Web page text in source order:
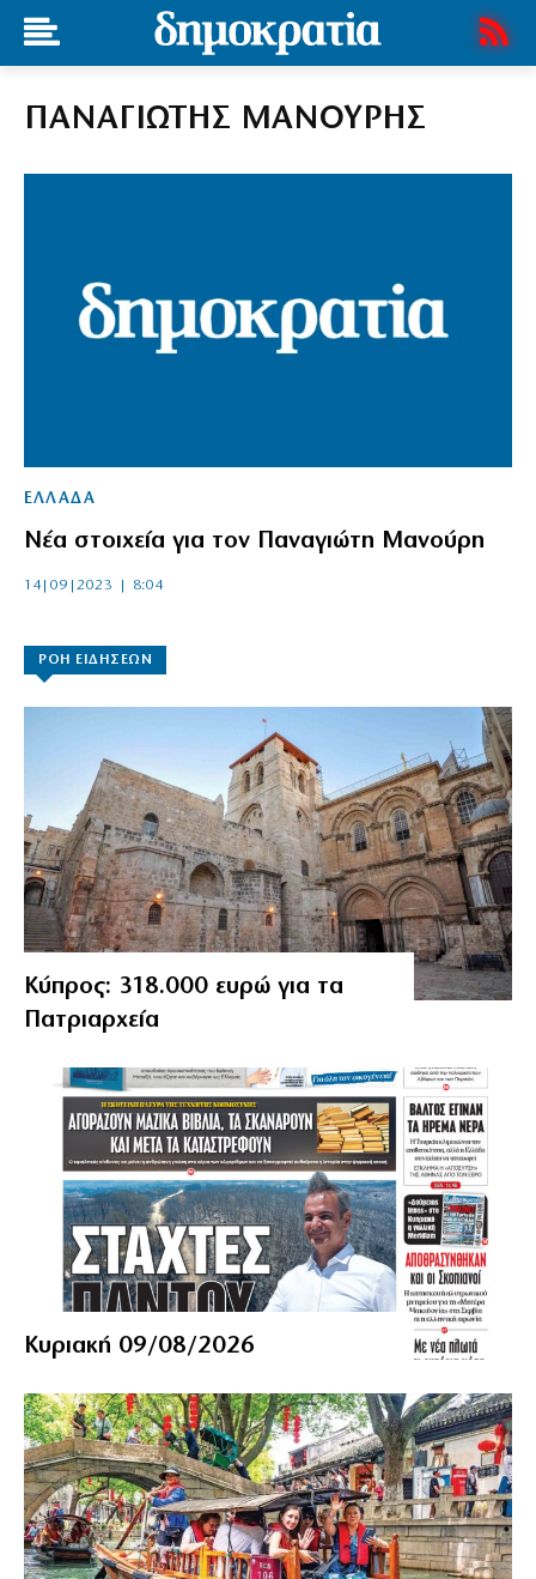
ΠΑΝΑΓΙΩΤΗΣ ΜΑΝΟΥΡΗΣ
ΕΛΛΑΔΑ
Νέα στοιχεία για τον Παναγιώτη Μανούρη
14|09|2023 | 8:04
ΡΟΗ ΕΙΔΗΣΕΩΝ
Κύπρος: 318.000 ευρώ για τα
Πατριαρχεία
Κυριακή 09/08/2026